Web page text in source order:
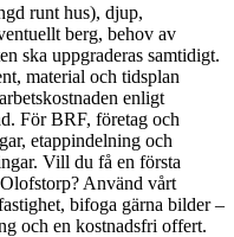
runt hus), djup,
berg, behov av
ska uppgraderas samtidigt.
material och tidsplan
enligt
För BRF, företag och
etappindelning och
Vill du få en första
Använd vårt
bifoga gärna bilder –
och en kostnadsfri offert.